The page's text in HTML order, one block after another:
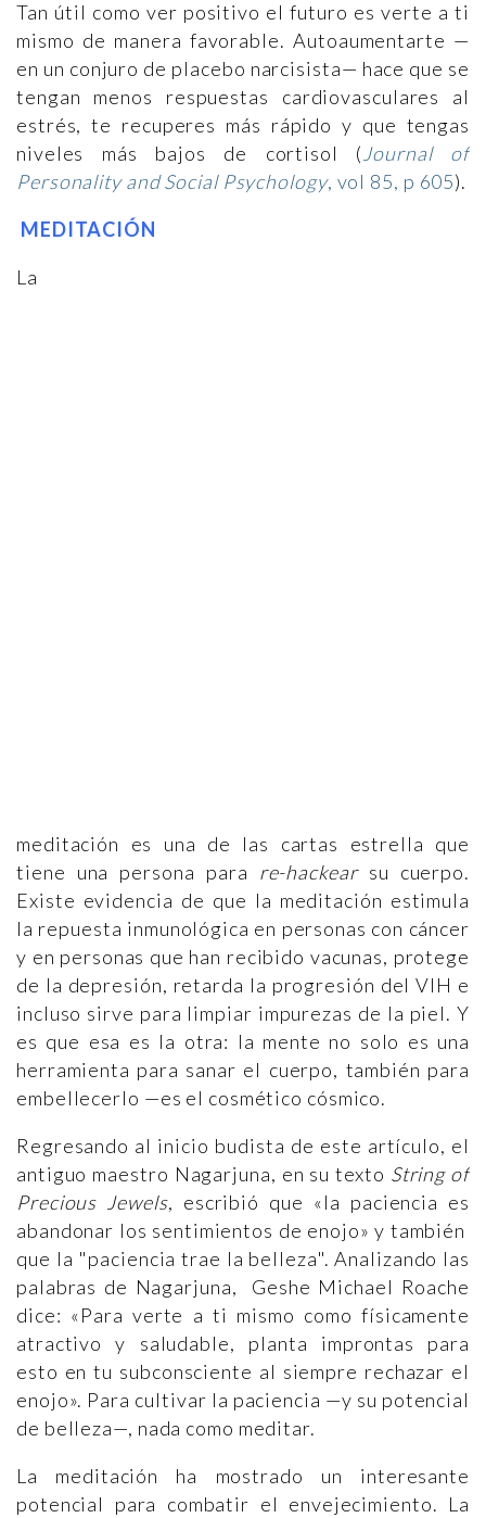
Tan útil como ver positivo el futuro es verte a ti
mismo de manera favorable. Autoaumentarte —
en un conjuro de placebo narcisista— hace que se
tengan menos respuestas cardiovasculares al
estrés, te recuperes más rápido y que tengas
niveles más bajos de cortisol ( Journal of
Personality and Social Psychology, vol 85, p 605).
MEDITACIÓN
La
meditación es una de las cartas estrella que
tiene una persona para re-hackearsu cuerpo.
Existe evidencia de que la meditación estimula
la repuesta inmunológica en personas con cáncer
y en personas que han recibido vacunas, protege
de la depresión, retarda la progresión del VIH e
incluso sirve para limpiar impurezas de la piel. Y
es que esa es la otra: la mente no solo es una
herramienta para sanar el cuerpo, también para
embellecerlo —es el cosmético cósmico.
Regresando al inicio budista de este artículo, el
antiguo maestro Nagarjuna, en su texto String of
Precious Jewels, escribió que «la paciencia es
abandonar los sentimientos de enojo» y también
que la "paciencia trae la belleza". Analizando las
palabras de Nagarjuna, Geshe Michael Roache
dice: «Para verte a ti mismo como físicamente
atractivo y saludable, planta improntas para
esto en tu subconsciente al siempre rechazar el
enojo». Para cultivar la paciencia —y su potencial
de belleza—, nada como meditar.
La meditación ha mostrado un interesante
potencial para combatir el envejecimiento. La